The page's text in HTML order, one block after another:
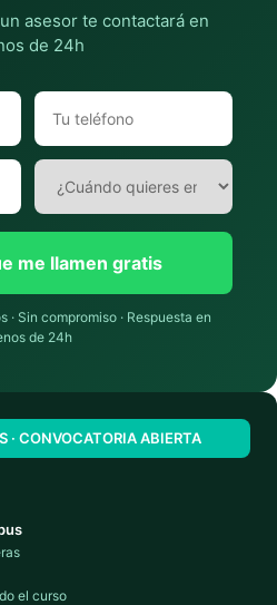
asesor te contactará en
de 24h
me llamen gratis
· Sin compromiso · Respuesta en
de 24h
· CONVOCATORIA ABIERTA
el curso